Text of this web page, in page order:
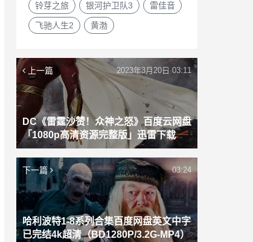
铃芽之旅 银河护卫队3 雷佳音
飞驰人生2 黄渤
上一篇
DC《雷霆沙赞！众神之怒》百度云网盘
「1080p高清资源完整版」迅雷下载
2023年3月20日 03:11
下一篇
哈利波特1-8系列合集百度网盘英文中字
已完结4k超清（BD1280P/3.2G-MP4）
03:24